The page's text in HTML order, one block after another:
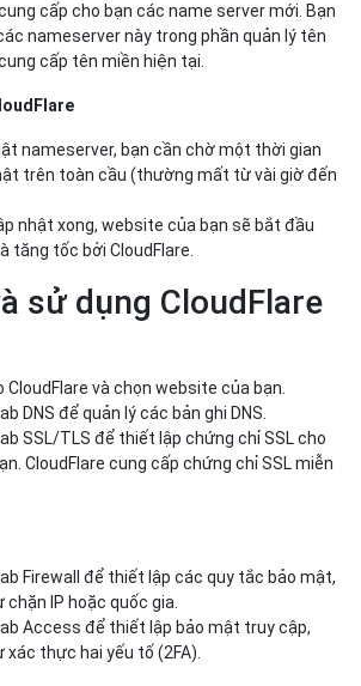
cấp cho bạn các name server mới. Bạn
nameserver này trong phần quản lý tên
cấp tên miền hiện tại.
nameserver, bạn cần chờ một thời gian
trên toàn cầu (thường mất từ vài giờ đến
nhật xong, website của bạn sẽ bắt đầu
tăng tốc bởi CloudFlare.
sử dụng CloudFlare
CloudFlare và chọn website của bạn.
DNS để quản lý các bản ghi DNS.
SSL/TLS để thiết lập chứng chỉ SSL cho
CloudFlare cung cấp chứng chỉ SSL miễn
Firewall để thiết lập các quy tắc bảo mật,
IP hoặc quốc gia.
Access để thiết lập bảo mật truy cập,
xác thực hai yếu tố (2FA).